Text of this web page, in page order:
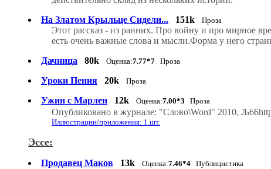
На Златом Крыльце Сидели...
151k Проза
Этот рассказ - из ранних. Про войну и про мирное
есть очень важные слова и мысли.Форма у него
Дачница
80k Оценка:7.77*7 Проза
Уроки Пения 20k Проза
Ужин с Марлен 12k Оценка:7.00*3 Проза
Опубликовано в журнале: "Слово\Word" 2010,
Иллюстрации/приложения: 1 шт.
Эссе:
Продавец Маков 13k Оценка:7.46*4 Публицистика